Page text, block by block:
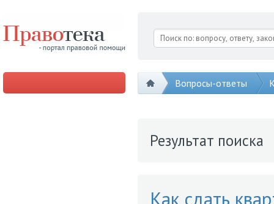
Вопросы-ответы
Результат поиска
Как сдать